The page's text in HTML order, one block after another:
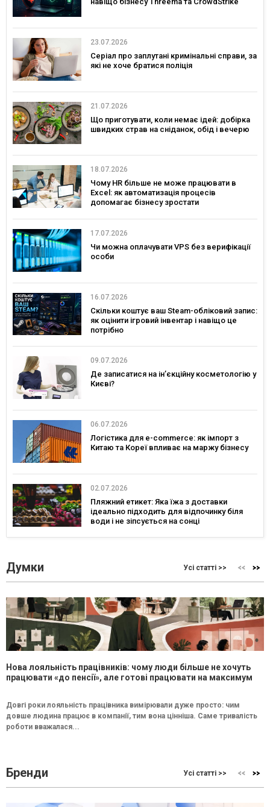
23.07.2026
Серіал про заплутані кримінальні справи, за
які не хоче братися поліція
21.07.2026
Що приготувати, коли немає ідей: добірка
швидких страв на сніданок, обід і вечерю
18.07.2026
Чому HR більше не може працювати в
Excel: як автоматизація процесів
допомагає бізнесу зростати
17.07.2026
Чи можна оплачувати VPS без верифікації
особи
16.07.2026
Скільки коштує ваш Steam-обліковий запис:
як оцінити ігровий інвентар і навіщо це
потрібно
09.07.2026
Де записатися на ін’єкційну косметологію у
Києві?
06.07.2026
Логістика для e-commerce: як імпорт з
Китаю та Кореї впливає на маржу бізнесу
02.07.2026
Пляжний етикет: Яка їжа з доставки
ідеально підходить для відпочинку біля
води і не зіпсується на сонці
Думки Усі статті >>
Нова лояльність працівників: чому люди більше не хочуть
працювати «до пенсії», але готові працювати на максимум
Довгі роки лояльність працівника вимірювали дуже просто: чим
довше людина працює в компанії, тим вона цінніша. Саме тривалість
роботи вважалася...
Бренди Усі статті >>